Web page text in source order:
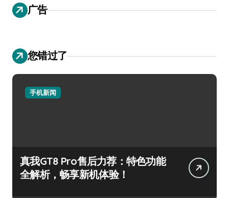
广告
您错过了
手机新闻
真我GT8 Pro售后力荐：特色功能
全解析，畅享新机体验！